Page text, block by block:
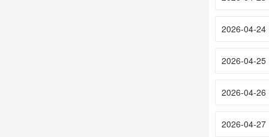
2026-04-24
2026-04-25
2026-04-26
2026-04-27